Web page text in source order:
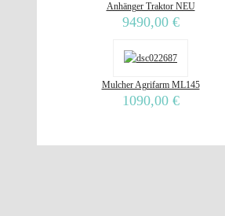
Anhänger Traktor NEU
9490,00 €
Mulcher Agrifarm ML145
1090,00 €